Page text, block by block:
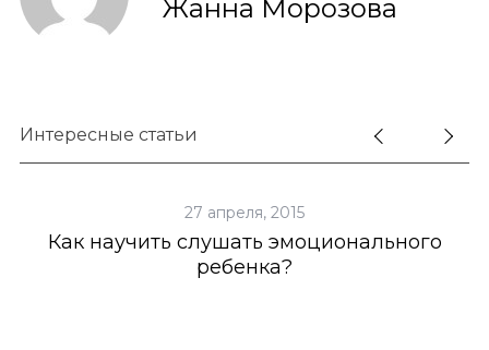
Жанна Морозова
Интересные статьи
27 апреля, 2015
Как научить слушать эмоционального
ребенка?